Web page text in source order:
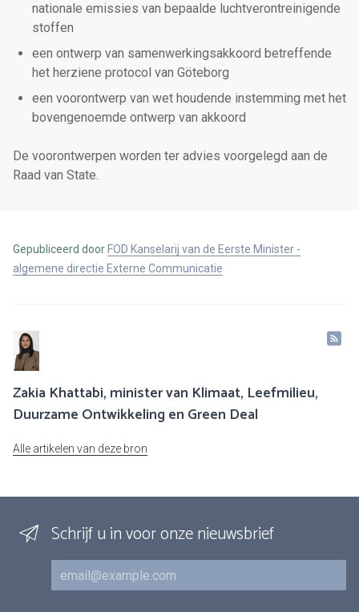
nationale emissies van bepaalde luchtverontreinigende
stoffen
een ontwerp van samenwerkingsakkoord betreffende
het herziene protocol van Göteborg
een voorontwerp van wet houdende instemming met het
bovengenoemde ontwerp van akkoord
De voorontwerpen worden ter advies voorgelegd aan de
Raad van State.
Gepubliceerd door FOD Kanselarij van de Eerste Minister -
algemene directie Externe Communicatie
Zakia Khattabi, minister van Klimaat, Leefmilieu,
Duurzame Ontwikkeling en Green Deal
Alle artikelen van deze bron
Schrijf u in voor onze nieuwsbrief
E-mail